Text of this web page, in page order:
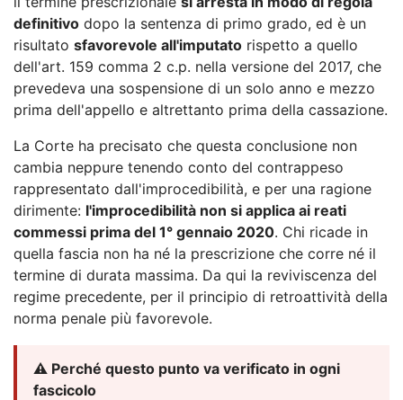
definitivo dopo la sentenza di primo grado, ed è un
risultato sfavorevole all'imputato rispetto a quello
dell'art. 159 comma 2 c.p. nella versione del 2017, che
prevedeva una sospensione di un solo anno e mezzo
prima dell'appello e altrettanto prima della cassazione.
La Corte ha precisato che questa conclusione non
cambia neppure tenendo conto del contrappeso
rappresentato dall'improcedibilità, e per una ragione
dirimente: l'improcedibilità non si applica ai reati
commessi prima del 1° gennaio 2020. Chi ricade in
quella fascia non ha né la prescrizione che corre né il
termine di durata massima. Da qui la reviviscenza del
regime precedente, per il principio di retroattività della
norma penale più favorevole.
⚠️ Perché questo punto va verificato in ogni
fascicolo